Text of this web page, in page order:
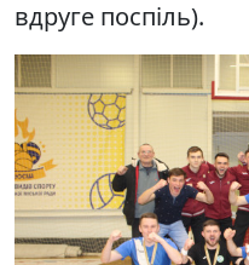
вдруге поспіль).